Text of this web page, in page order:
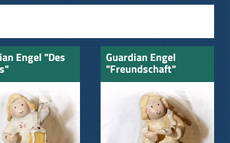
Engel "Des Guardian Engel
"Freundschaft"